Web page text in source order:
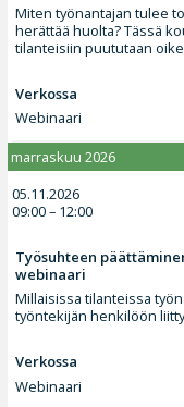
Miten työnantajan tulee
herättää huolta? Tässä
tilanteisiin puututaan
Verkossa
Webinaari
marraskuu 2026
05.11.2026
09:00 – 12:00
Työsuhteen
webinaari
Millaisissa tilanteissa
työntekijän henkilöön
Verkossa
Webinaari